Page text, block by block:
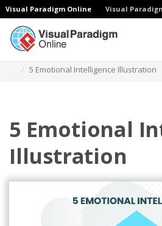
Visual Paradigm Online Visual
5 Emotional Intelligence Illustration
5 Emotional
Illustration